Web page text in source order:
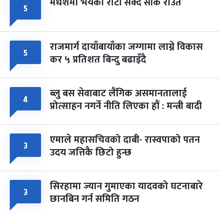
५
५ राजमार्ग दायाँबायाँका जग्गामा लाग्ने विकास
कर ५ प्रतिशत बिन्दु बढाइँदै
४ ब्लु बस सेवाबाट लैंगिक असमानतालाई
प्रोत्साहन नगर्ने नीति लिएका हौं : मन्त्री बादी
३ एमाले महासचिवको दाबी- रास्वपाको पतन
उदय जत्तिकै छिटो हुन्छ
३ सिरहामा ज्यान गुमाएका यादवको घटनाबारे
छानबिन गर्न समिति गठन